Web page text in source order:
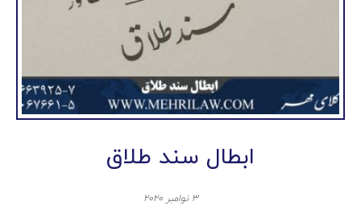
ابطال سند طلاق
۳ نوامبر ۲۰۲۰